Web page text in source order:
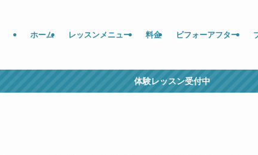
ホーム レッスンメニュー 料金 ビフォーアフター
体験レッスン受付中